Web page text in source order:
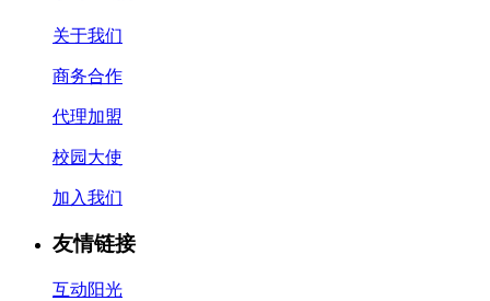
关于我们
商务合作
代理加盟
校园大使
加入我们
友情链接
互动阳光